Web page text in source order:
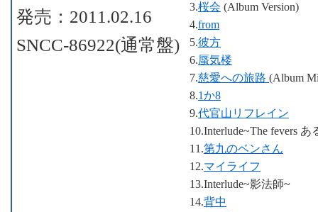
3.桜会 (Album Version)
4.from
5.彼方
6.蜃気楼
7.慈愛への旅路 (Album
8.1か8
9.代官山リフレイン
10.Interlude~The fevers
11.第九のベンさん
12.マイライフ
13.Interlude~影法師~
14.背中
発売：2011.02.16
SNCC-86922(通常盤)